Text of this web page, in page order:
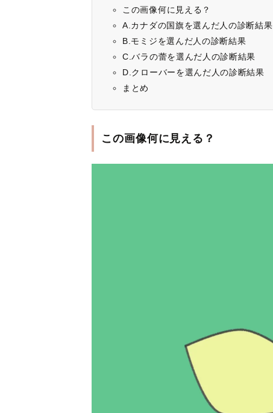
この画像何に見える？
A.カナダの国旗を選んだ人の診断結果
B.モミジを選んだ人の診断結果
C.バラの蕾を選んだ人の診断結果
D.クローバーを選んだ人の診断結果
まとめ
この画像何に見える？